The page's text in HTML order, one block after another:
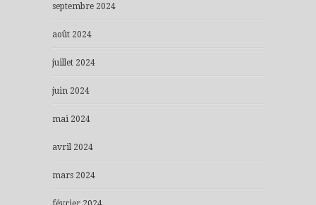
septembre 2024
août 2024
juillet 2024
juin 2024
mai 2024
avril 2024
mars 2024